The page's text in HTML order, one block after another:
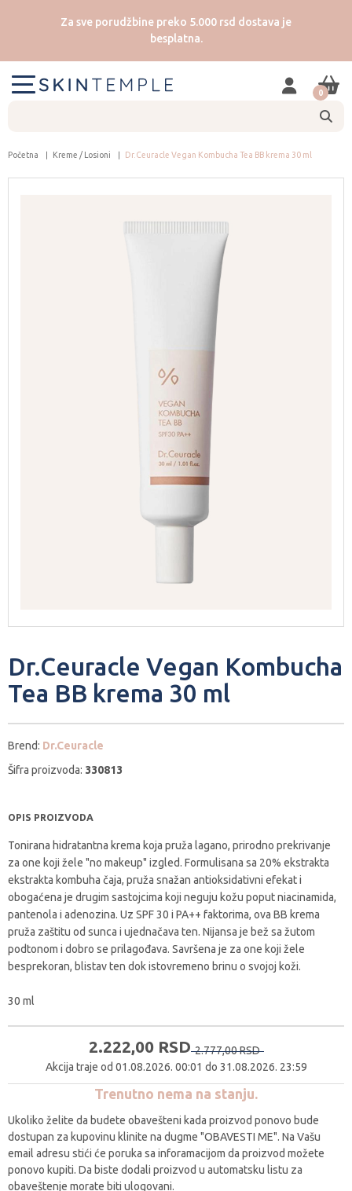
Za sve porudžbine preko 5.000 rsd dostava je
besplatna.
0
Početna Kreme / Losioni Dr.Ceuracle Vegan Kombucha Tea BB krema 30 ml
Dr.Ceuracle Vegan Kombucha
Tea BB krema 30 ml
Brend: Dr.Ceuracle
Šifra proizvoda: 330813
OPIS PROIZVODA
Tonirana hidratantna krema koja pruža lagano, prirodno prekrivanje
za one koji žele "no makeup" izgled. Formulisana sa 20% ekstrakta
ekstrakta kombuha čaja, pruža snažan antioksidativni efekat i
obogaćena je drugim sastojcima koji neguju kožu poput niacinamida,
pantenola i adenozina. Uz SPF 30 i PA++ faktorima, ova BB krema
pruža zaštitu od sunca i ujednačava ten. Nijansa je bež sa žutom
podtonom i dobro se prilagođava. Savršena je za one koji žele
besprekoran, blistav ten dok istovremeno brinu o svojoj koži.
30 ml
2.222,00 RSD 2.777,00RSD
Akcija traje od 01.08.2026. 00:01 do 31.08.2026. 23:59
Trenutno nema na stanju.
Ukoliko želite da budete obavešteni kada proizvod ponovo bude
dostupan za kupovinu klinite na dugme "OBAVESTI ME". Na Vašu
email adresu stići će poruka sa inforamacijom da proizvod možete
ponovo kupiti. Da biste dodali proizvod u automatsku listu za
obaveštenje morate biti ulogovani.